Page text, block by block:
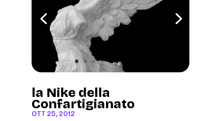
la Nike della
Confartigianato
OTT 25, 2012